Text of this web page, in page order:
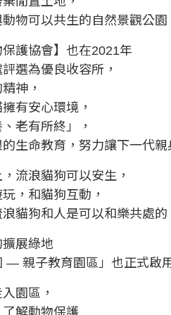
物可以共生的自然景觀公園
保護協會】也在2021年
選為優良收容所，
神，
有安心環境，
老有所終」，
生命教育，努力讓下一代親
流浪貓狗可以安生，
，和貓狗互動，
貓狗和人是可以和樂共處的
展綠地
— 親子教育園區」也正式啟
園區，
解動物保護